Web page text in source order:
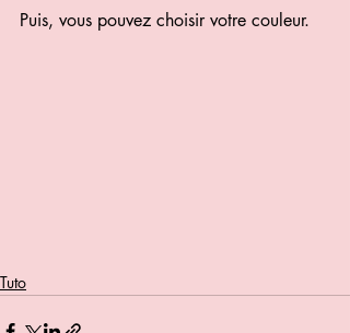
Puis, vous pouvez choisir votre couleur.
Tuto